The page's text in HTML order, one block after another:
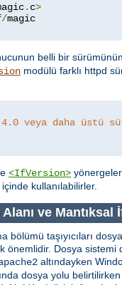
. c>
/
belli bir
modülü farklı httpd
veya daha üstü
<IfVersion>
kullanılabilirler.
ve Mantıksal
bölümü taşıyıcıları
önemlidir. Dosya
altındayken
dosya yolu